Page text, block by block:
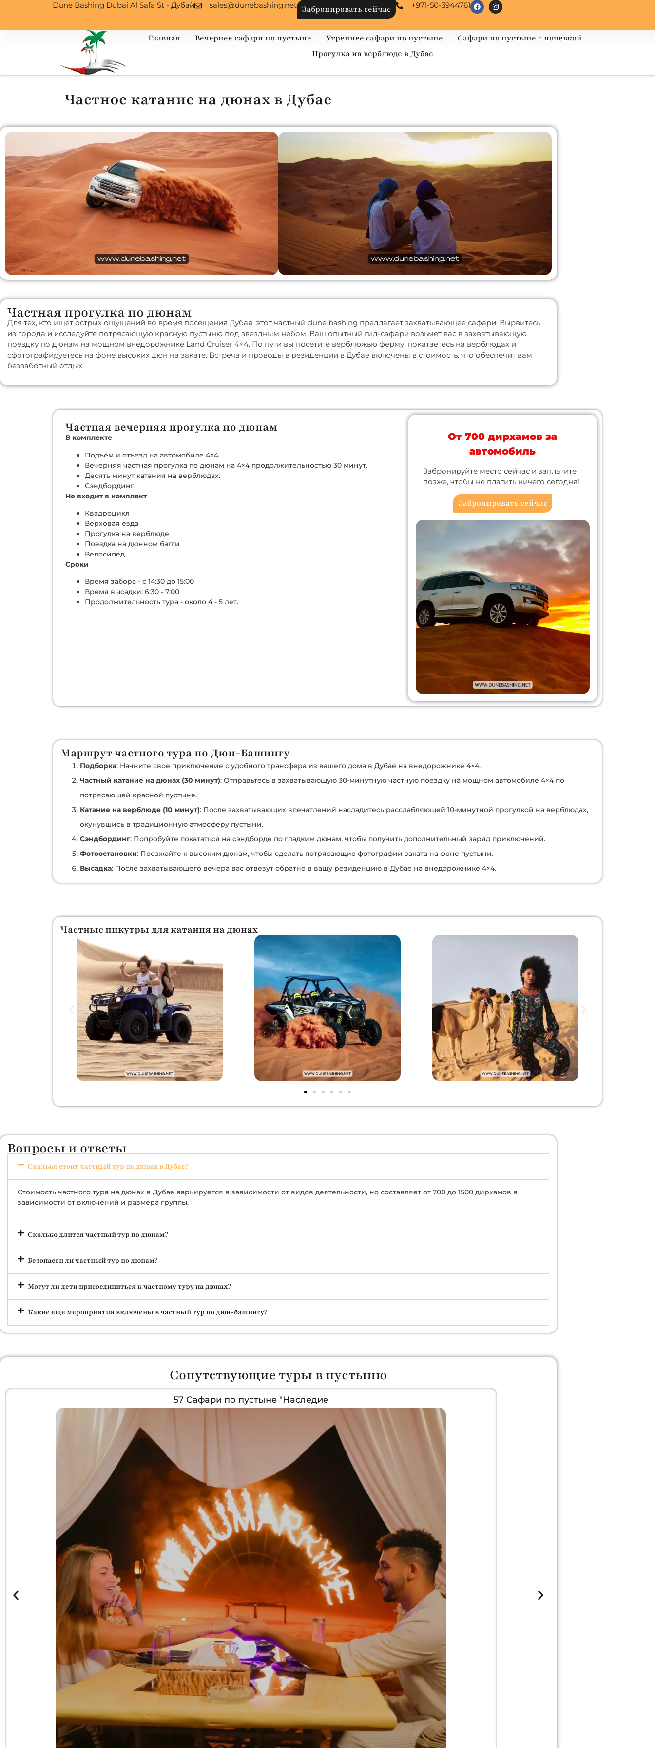
Dune Bashing Dubai Al Safa St - Дубай sales@dunebashing.net Забронировать сейчас +971-50-3944761
Главная Вечернее сафари по пустыне Утреннее сафари по пустыне
Сафари по пустыне с ночевкой
Прогулка на верблюде в Дубае
Частное катание на дюнах в Дубае
Частная прогулка по дюнам
Для тех, кто ищет острых ощущений во время посещения Дубая, этот частный dune bashing предлагает захватывающее сафари. Вырвитесь
из города и исследуйте потрясающую красную пустыню под звездным небом. Ваш опытный гид-сафари возьмет вас в захватывающую
поездку по дюнам на мощном внедорожнике Land Cruiser 4×4. По пути вы посетите верблюжью ферму, покатаетесь на верблюдах и
сфотографируетесь на фоне высоких дюн на закате. Встреча и проводы в резиденции в Дубае включены в стоимость, что обеспечит вам
беззаботный отдых.
Частная вечерняя прогулка по дюнам
В комплекте
Подъем и отъезд на автомобиле 4×4.
Вечерняя частная прогулка по дюнам на 4×4 продолжительностью 30 минут.
Десять минут катания на верблюдах.
Сэндбординг.
Не входит в комплект
Квадроцикл
Верховая езда
Прогулка на верблюде
Поездка на дюнном багги
Велосипед
Сроки
Время забора - с 14:30 до 15:00
Время высадки: 6:30 - 7:00
Продолжительность тура - около 4 - 5 лет.
От 700 дирхамов за
автомобиль
Забронируйте место сейчас и заплатите
позже, чтобы не платить ничего сегодня!
Забронировать сейчас
Маршрут частного тура по Дюн-Башингу
Подборка: Начните свое приключение с удобного трансфера из вашего дома в Дубае на внедорожнике 4×4.
Частный катание на дюнах (30 минут): Отправьтесь в захватывающую 30-минутную частную поездку на мощном автомобиле 4×4 по
потрясающей красной пустыне.
Катание на верблюде (10 минут): После захватывающих впечатлений насладитесь расслабляющей 10-минутной прогулкой на верблюдах,
окунувшись в традиционную атмосферу пустыни.
Сэндбординг: Попробуйте покататься на сэндборде по гладким дюнам, чтобы получить дополнительный заряд приключений.
Фотоостановки: Поезжайте к высоким дюнам, чтобы сделать потрясающие фотографии заката на фоне пустыни.
Высадка: После захватывающего вечера вас отвезут обратно в вашу резиденцию в Дубае на внедорожнике 4×4.
Частные пикутры для катания на дюнах
Вопросы и ответы
Сколько стоит частный тур на дюнах в Дубае?
Стоимость частного тура на дюнах в Дубае варьируется в зависимости от видов деятельности, но составляет от 700 до 1500 дирхамов в
зависимости от включений и размера группы.
Сколько длится частный тур по дюнам?
Безопасен ли частный тур по дюнам?
Могут ли дети присоединиться к частному туру на дюнах?
Какие еще мероприятия включены в частный тур по дюн-башингу?
Сопутствующие туры в пустыню
57 Сафари по пустыне "Наследие